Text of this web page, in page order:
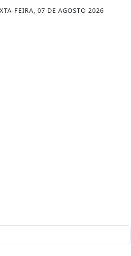
FEIRA, 07 DE AGOSTO 2026